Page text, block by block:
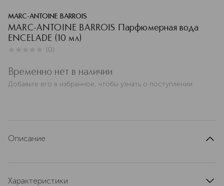
MARC-ANTOINE BARROIS
MARC-ANTOINE BARROIS Парфюмерная вода
ENCELADE (10 мл)
(0)
Временно нет в наличии
Добавьте его в избранное, чтобы узнать о поступлении
Описание
Характеристики